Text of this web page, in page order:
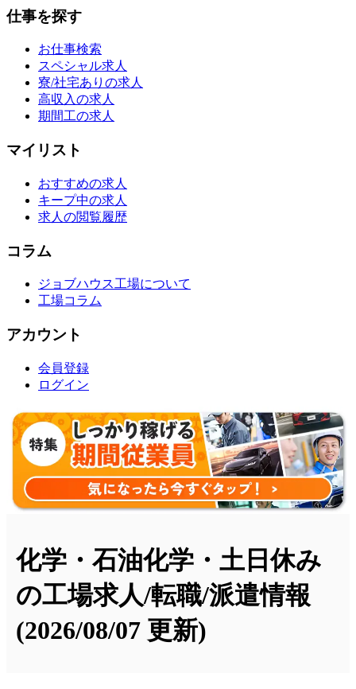
仕事を探す
お仕事検索
スペシャル求人
寮/社宅ありの求人
高収入の求人
期間工の求人
マイリスト
おすすめの求人
キープ中の求人
求人の閲覧履歴
コラム
ジョブハウス工場について
工場コラム
アカウント
会員登録
ログイン
化学・石油化学・土日休み
の工場求人/転職/派遣情報
(2026/08/07 更新)